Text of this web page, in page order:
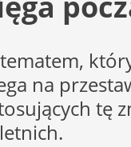
na
tę